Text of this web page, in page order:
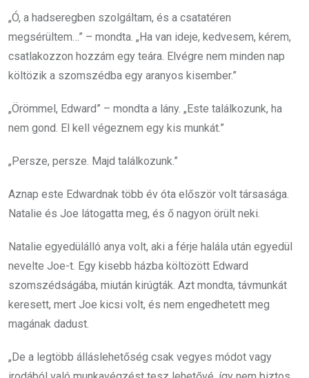
„Ó, a hadseregben szolgáltam, és a csatatéren
megsérültem…” – mondta. „Ha van ideje, kedvesem, kérem,
csatlakozzon hozzám egy teára. Elvégre nem minden nap
költözik a szomszédba egy aranyos kisember.”
„Örömmel, Edward” – mondta a lány. „Este találkozunk, ha
nem gond. El kell végeznem egy kis munkát.”
„Persze, persze. Majd találkozunk.”
Aznap este Edwardnak több év óta először volt társasága.
Natalie és Joe látogatta meg, és ő nagyon örült neki.
Natalie egyedülálló anya volt, aki a férje halála után egyedül
nevelte Joe-t. Egy kisebb házba költözött Edward
szomszédságába, miután kirúgták. Azt mondta, távmunkát
keresett, mert Joe kicsi volt, és nem engedhetett meg
magának dadust.
„De a legtöbb álláslehetőség csak vegyes módot vagy